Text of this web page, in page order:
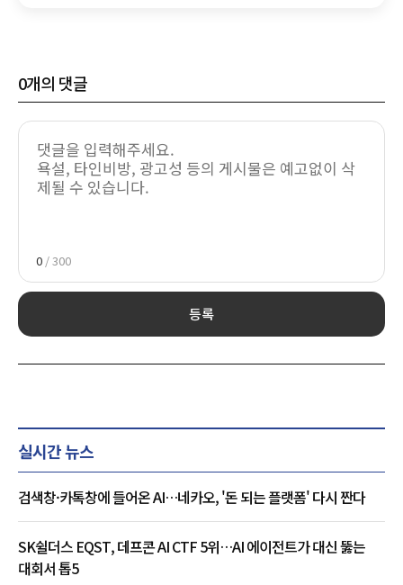
0개의 댓글
0 / 300
등록
실시간 뉴스
검색창·카톡창에 들어온 AI…네카오, '돈 되는 플랫폼' 다시 짠다
SK쉴더스 EQST, 데프콘 AI CTF 5위…AI 에이전트가 대신 뚫는
대회서 톱5